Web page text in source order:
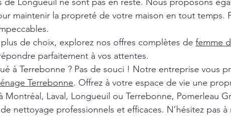
maintenir la propreté de votre maison en tout temps.
de choix, explorez nos offres complètes de femme
parfaitement à vos attentes.
à Terrebonne ? Pas de souci ! Notre entreprise vous
Terrebonne. Offrez à votre espace de vie une
Montréal, Laval, Longueuil ou Terrebonne, Pomerleau
nettoyage professionnels et efficaces. N’hésitez pas